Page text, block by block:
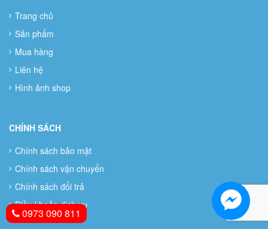
Trang chủ
Sản phẩm
Mua hàng
Liên hệ
Hình ảnh shop
CHÍNH SÁCH
Chính sách bảo mật
Chính sách vận chuyển
Chính sách đổi trả
Điều khoản dịch vụ
0973 090 811